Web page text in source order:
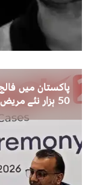
50 ہزار نئے مریض، ایک لاکھ اموات